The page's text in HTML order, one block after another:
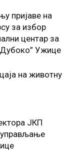
пријаве на
за избор
центар за
Ужице
на животну
ЈКП
управљање